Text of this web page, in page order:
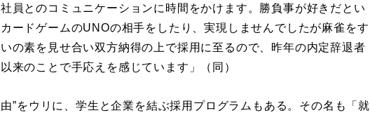
員とのコミュニケーションに時間をかけます。勝負事が好きだとい
ードゲームのUNOの相手をしたり、実現しませんでしたが麻雀をす
の素を見せ合い双方納得の上で採用に至るので、昨年の内定辞退者
来のことで手応えを感じています」（同）
由”をウリに、学生と企業を結ぶ採用プログラムもある。その名も「就